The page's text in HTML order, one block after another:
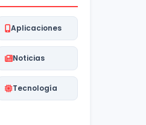
Aplicaciones
Noticias
Tecnología